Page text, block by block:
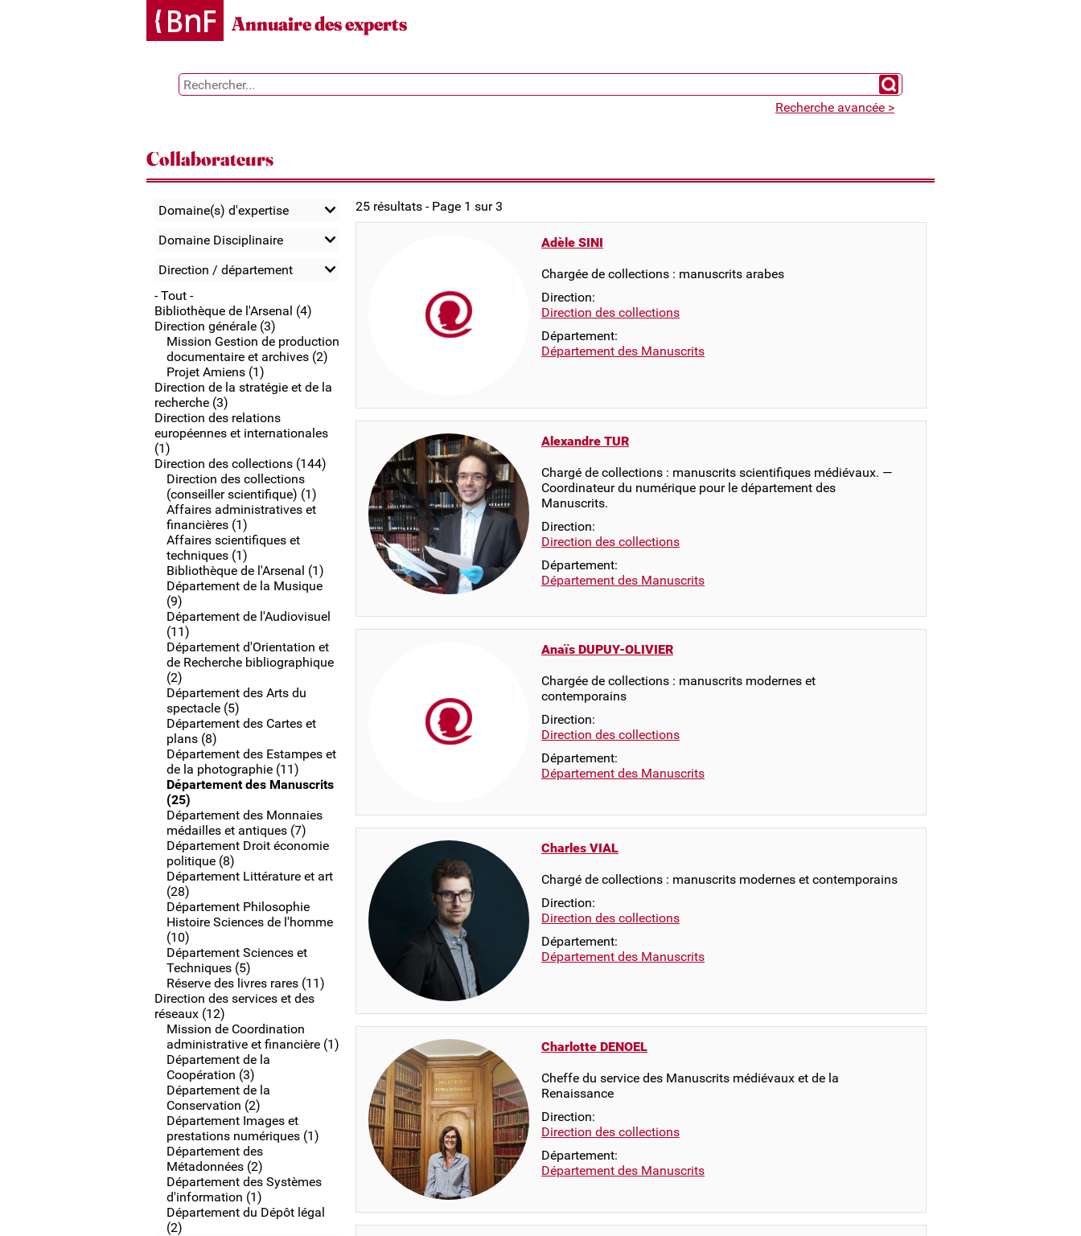
Annuaire des experts
Chercher un expert
Recherche avancée >
Collaborateurs
Domaine(s) d'expertise
Domaine Disciplinaire
Direction / département
- Tout -
Bibliothèque de l'Arsenal (4)
Direction générale (3)
Mission Gestion de production
documentaire et archives (2)
Projet Amiens (1)
Direction de la stratégie et de la
recherche (3)
Direction des relations
européennes et internationales
(1)
Direction des collections (144)
Direction des collections
(conseiller scientifique) (1)
Affaires administratives et
financières (1)
Affaires scientifiques et
techniques (1)
Bibliothèque de l'Arsenal (1)
Département de la Musique
(9)
Département de l'Audiovisuel
(11)
Département d'Orientation et
de Recherche bibliographique
(2)
Département des Arts du
spectacle (5)
Département des Cartes et
plans (8)
Département des Estampes et
de la photographie (11)
Département des Manuscrits
(25)
Département des Monnaies
médailles et antiques (7)
Département Droit économie
politique (8)
Département Littérature et art
(28)
Département Philosophie
Histoire Sciences de l'homme
(10)
Département Sciences et
Techniques (5)
Réserve des livres rares (11)
Direction des services et des
réseaux (12)
Mission de Coordination
administrative et financière (1)
Département de la
Coopération (3)
Département de la
Conservation (2)
Département Images et
prestations numériques (1)
Département des
Métadonnées (2)
Département des Systèmes
d'information (1)
Département du Dépôt légal
(2)
25 résultats - Page 1 sur 3
Adèle SINI
Chargée de collections : manuscrits arabes
Direction:
Direction des collections
Département:
Département des Manuscrits
Alexandre TUR
Chargé de collections : manuscrits scientifiques médiévaux. —
Coordinateur du numérique pour le département des
Manuscrits.
Direction:
Direction des collections
Département:
Département des Manuscrits
Anaïs DUPUY-OLIVIER
Chargée de collections : manuscrits modernes et
contemporains
Direction:
Direction des collections
Département:
Département des Manuscrits
Charles VIAL
Chargé de collections : manuscrits modernes et contemporains
Direction:
Direction des collections
Département:
Département des Manuscrits
Charlotte DENOEL
Cheffe du service des Manuscrits médiévaux et de la
Renaissance
Direction:
Direction des collections
Département:
Département des Manuscrits